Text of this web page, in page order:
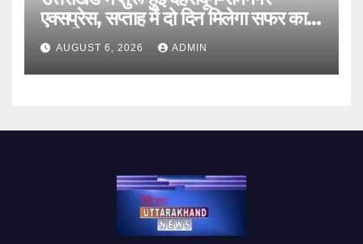
एक्सप्रेस, सप्ताह में दो दिन मिलेगा सफर का
नया विकल्प
AUGUST 6, 2026 ADMIN